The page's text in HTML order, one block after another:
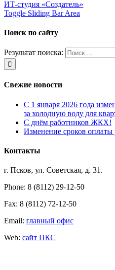
ИТ-студия «Создатель»
Toggle Sliding Bar Area
Поиск по сайту
Результат поиска:
Свежие новости
С 1 января 2026 года
за холодную воду для
С днём работников ЖКХ!
Изменение сроков
Контакты
г. Псков, ул. Советская, д. 31.
Phone: 8 (8112) 29-12-50
Fax: 8 (8112) 72-12-50
Email: главный офис
Web: сайт ПКС